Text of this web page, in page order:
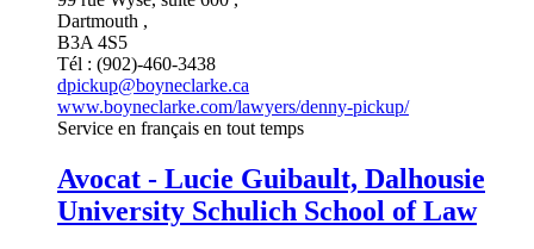
Dartmouth ,
B3A 4S5
Tél : (902)-460-3438
dpickup@boyneclarke.ca
www.boyneclarke.com/lawyers/denny-pickup/
Service en français en tout temps
Avocat - Lucie Guibault, Dalhousie
University Schulich School of Law